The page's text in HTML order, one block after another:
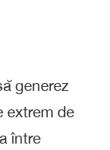
generez
extrem de
între